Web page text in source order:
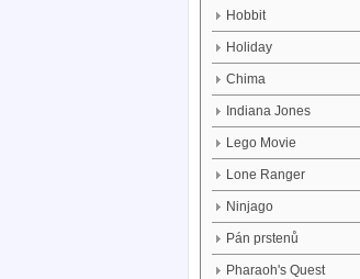
Hobbit
Holiday
Chima
Indiana Jones
Lego Movie
Lone Ranger
Ninjago
Pán prstenů
Pharaoh's Quest